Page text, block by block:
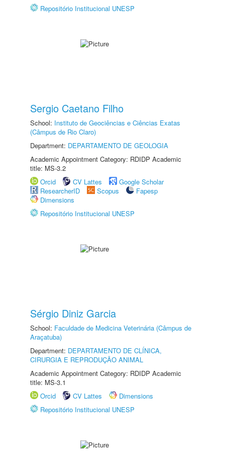
Repositório Institucional UNESP
Sergio Caetano Filho
School: Instituto de Geociências e Ciências Exatas
(Câmpus de Rio Claro)
Department: DEPARTAMENTO DE GEOLOGIA
Academic Appointment Category: RDIDP Academic
title: MS-3.2
Orcid
CV Lattes
Google Scholar
ResearcherID
Scopus
Fapesp
Dimensions
Repositório Institucional UNESP
Sérgio Diniz Garcia
School: Faculdade de Medicina Veterinária (Câmpus de
Araçatuba)
Department: DEPARTAMENTO DE CLÍNICA,
CIRURGIA E REPRODUÇÃO ANIMAL
Academic Appointment Category: RDIDP Academic
title: MS-3.1
Orcid
CV Lattes
Dimensions
Repositório Institucional UNESP